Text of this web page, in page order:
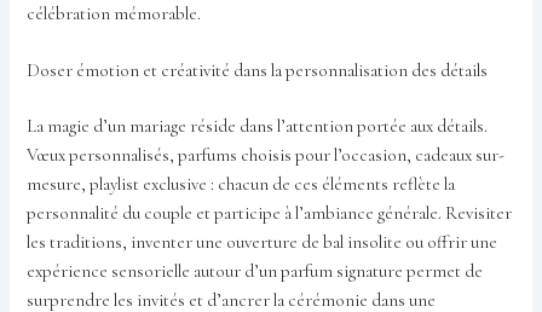
célébration mémorable.
Doser émotion et créativité dans la personnalisation des détails
La magie d’un mariage réside dans l’attention portée aux détails.
Vœux personnalisés, parfums choisis pour l’occasion, cadeaux sur-
mesure, playlist exclusive : chacun de ces éléments reflète la
personnalité du couple et participe à l’ambiance générale. Revisiter
les traditions, inventer une ouverture de bal insolite ou offrir une
expérience sensorielle autour d’un parfum signature permet de
surprendre les invités et d’ancrer la cérémonie dans une